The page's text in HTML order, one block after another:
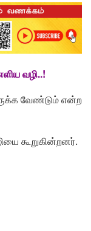
வழி..!
வேண்டும் என்ற
கூறுகின்றனர்.